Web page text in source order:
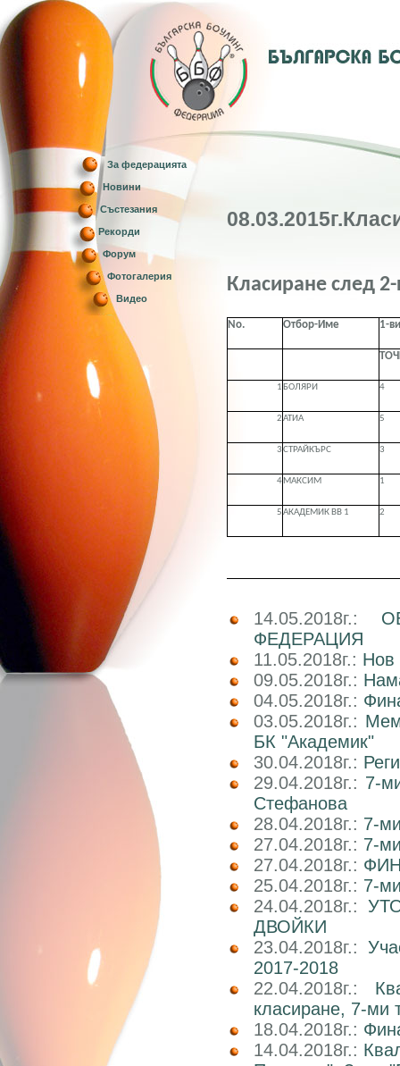
За федерацията
Новини
Състезания
Рекорди
Форум
Фотогалерия
Видео
Класиране след
No. Отбор-Име 1-
1 БОЛЯРИ 4
2АТИА 5
3СТРАЙКЪРС 3
4МАКСИМ 1
5АКАДЕМИК ВВ 1 2
14.05.2018г.:
ФЕДЕРАЦИЯ
11.05.2018г.: Нов
09.05.2018г.:
04.05.2018г.:
03.05.2018г.:
БК "Академик"
30.04.2018г.:
29.04.2018г.: 7-
Стефанова
28.04.2018г.: 7-
27.04.2018г.: 7-
27.04.2018г.:
25.04.2018г.: 7-
24.04.2018г.:
ДВОЙКИ
23.04.2018г.:
2017-2018
22.04.2018г.:
класиране, 7-ми
18.04.2018г.:
14.04.2018г.: